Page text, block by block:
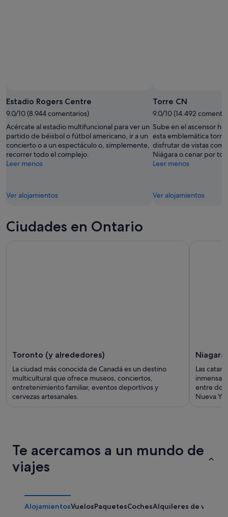
Estadio Rogers Centre
9.0/10 (8.944 comentarios)
Acércate al estadio multifuncional para ver un
partido de béisbol o fútbol americano, ir a un
concierto o a un espectáculo o, simplemente,
recorrer todo el complejo.
Leer menos
Ver alojamientos
Torre CN
9.0/10 (14.492
Sube en el ascensor
esta emblemática
disfrutar de vistas
Niágara o cenar por
Leer menos
Ver alojamientos
Ciudades en Ontario
Toronto (y alrededores)
La ciudad más conocida de Canadá es un destino
multicultural que ofrece museos, conciertos,
entretenimiento familiar, eventos deportivos y
cervezas artesanales.
Niagara
Las
inmensa
entre dos
Nueva
Te acercamos a un mundo de
viajes
AlojamientosVuelosPaquetesCochesAlquileres de